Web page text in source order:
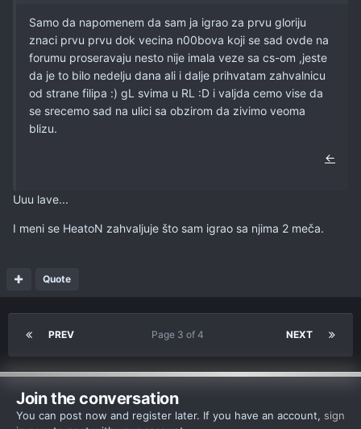
Samo da napomenem da sam ja igrao za prvu gloriju
znaci prvu prvu dok vecina n00bova koji se sad ovde na
forumu proseravaju nesto nije imala veze sa cs-om ,jeste
da je to bilo nedelju dana ali i dalje prihvatam zahvalnicu
od strane filipa :) gL svima u RL :D i valjda cemo vise da
se srecemo sad na ulici sa obzirom da zivimo veoma
blizu.
←
Uuu lave...
I meni se HeatoN zahvaljuje što sam igrao sa njima 2 meča.
Quote
PREV NEXT
Page 3 of 4
Join the conversation
You can post now and register later. If you have an account, sign